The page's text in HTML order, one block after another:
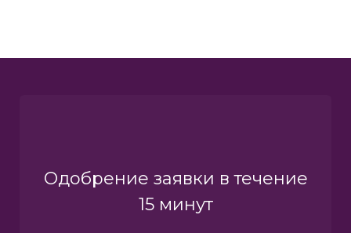
Одобрение заявки в течение
15 минут